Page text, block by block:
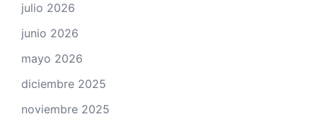
julio 2026
junio 2026
mayo 2026
diciembre 2025
noviembre 2025